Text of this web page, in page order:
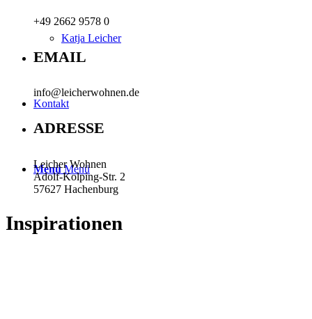
Katja Leicher
Kontakt
Menü Menü
+49 2662 9578 0
EMAIL
info@leicherwohnen.de
ADRESSE
Leicher Wohnen
Adolf-Kolping-Str. 2
57627 Hachenburg
Inspirationen